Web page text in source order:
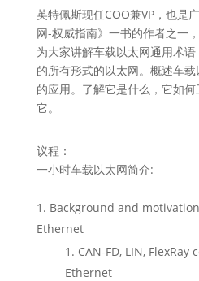
英特佩斯现任COO兼VP，也是
网-权威指南》一书的作者之一
为大家讲解车载以太网通用术
的所有形式的以太网。概述车
的应用。了解它是什么，它如
它。
议程：
一小时车载以太网简介:
Background and
Ethernet
CAN-FD, LIN,
Ethernet